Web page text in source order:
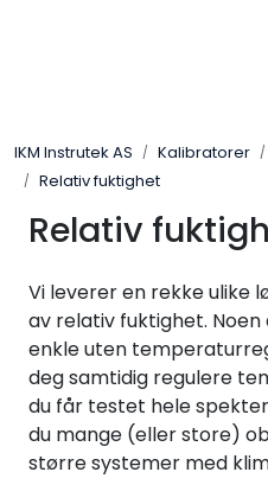
IKM Instrutek AS Kalibratorer
Relativ fuktighet
Relativ
Vi leverer en rekke ulike
av relativ fuktighet.
enkle uten
deg samtidig regulere
du får testet hele
du mange (eller store)
større systemer med
Elektro
Elektronikk
Prosess
Frekvensomformere
Miljø og sikkerhet